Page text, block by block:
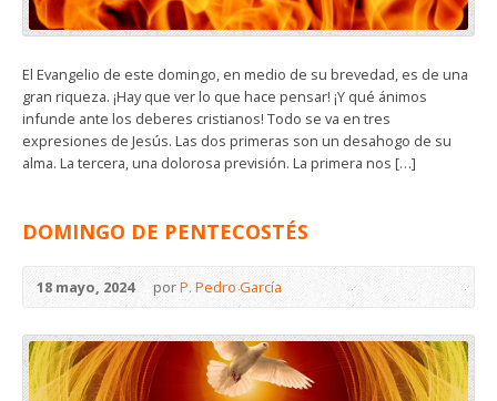
El Evangelio de este domingo, en medio de su brevedad, es de una
gran riqueza. ¡Hay que ver lo que hace pensar! ¡Y qué ánimos
infunde ante los deberes cristianos! Todo se va en tres
expresiones de Jesús. Las dos primeras son un desahogo de su
alma. La tercera, una dolorosa previsión. La primera nos […]
DOMINGO DE PENTECOSTÉS
18 mayo, 2024 porP. Pedro García